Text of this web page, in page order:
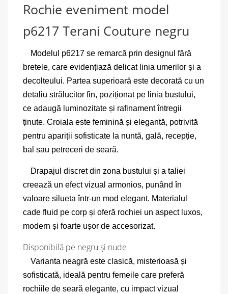
Rochie eveniment model
p6217 Terani Couture negru
Modelul p6217 se remarcă prin designul fără
bretele, care evidențiază delicat linia umerilor și a
decolteului. Partea superioară este decorată cu un
detaliu strălucitor fin, poziționat pe linia bustului,
ce adaugă luminozitate și rafinament întregii
ținute. Croiala este feminină și elegantă, potrivită
pentru apariții sofisticate la nuntă, gală, recepție,
bal sau petreceri de seară.
Drapajul discret din zona bustului și a taliei
creează un efect vizual armonios, punând în
valoare silueta într-un mod elegant. Materialul
cade fluid pe corp și oferă rochiei un aspect luxos,
modern și foarte ușor de accesorizat.
Disponibilă pe negru și nude
Varianta neagră este clasică, misterioasă și
sofisticată, ideală pentru femeile care preferă
rochiile de seară elegante, cu impact vizual